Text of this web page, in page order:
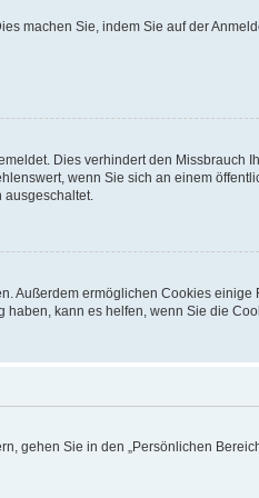
machen Sie, indem Sie auf der
Dies verhindert den Missbrauch
wenn Sie sich an einem
Außerdem ermöglichen Cookies
haben, kann es helfen, wenn Sie die
gehen Sie in den „Persönlichen